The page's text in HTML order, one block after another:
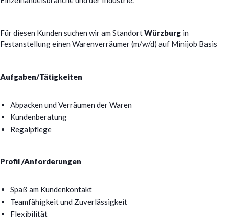
Für diesen Kunden suchen wir am StandortWürzburg in
Festanstellung einen Warenverräumer (m/w/d) auf Minijob Basis
Aufgaben/Tätigkeiten
Abpacken und Verräumen der Waren
Kundenberatung
Regalpflege
Profil /Anforderungen
Spaß am Kundenkontakt
Teamfähigkeit und Zuverlässigkeit
Flexibilität